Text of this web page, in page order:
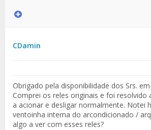
CDamin
Obrigado pela disponibilidade dos Srs.
Comprei os reles originais e foi resolvido
a acionar e desligar normalmente. Notei
ventoinha interna do arcondicionado /
algo a ver com esses reles?